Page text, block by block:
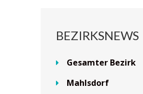
BEZIRKSNEWS
Gesamter Bezirk
Mahlsdorf